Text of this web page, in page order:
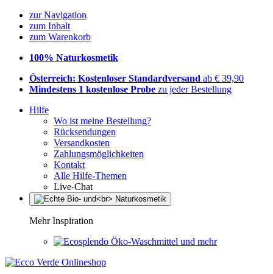
zur Navigation
zum Inhalt
zum Warenkorb
100% Naturkosmetik
Österreich: Kostenloser Standardversand ab € 39,90
Mindestens 1 kostenlose Probe zu jeder Bestellung
Hilfe
Wo ist meine Bestellung?
Rücksendungen
Versandkosten
Zahlungsmöglichkeiten
Kontakt
Alle Hilfe-Themen
Live-Chat
Mehr Inspiration
Öko-Waschmittel und mehr